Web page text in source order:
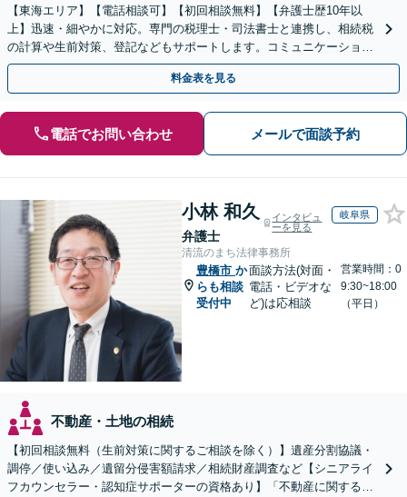
【東海エリア】【電話相談可】【初回相談無料】【弁護士歴10年以
上】迅速・細やかに対応。専門の税理士・司法書士と連携し、相続税
の計算や生前対策、登記などもサポートします。コミュニケーション
を大事にし、より納得できる解決を目指します。
料金表を見る
電話でお問い合わせ メールで面談予約
小林 和久
弁護士
インタビュ
ーを見る
岐阜県
清流のまち法律事務所
豊橋市 か
らも相談
受付中
面談方法(対面・
電話・ビデオな
ど)は応相談
営業時間：0
9:30~18:00
（平日）
不動産・土地の相続
【初回相談無料（生前対策に関するご相談を除く）】遺産分割協議・
調停／使い込み／遺留分侵害額請求／相続財産調査など【シニアライ
フカウンセラー・認知症サポーターの資格あり】「不動産に関する相